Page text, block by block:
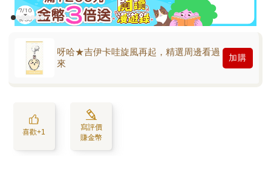
呀哈★吉伊卡哇旋風再起，精選周邊看過
來
加購
喜歡+1
寫評價
賺金幣